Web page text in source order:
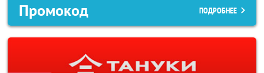
Промокод ПОДРОБНЕЕ